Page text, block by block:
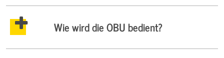
Wie wird die OBU bedient?